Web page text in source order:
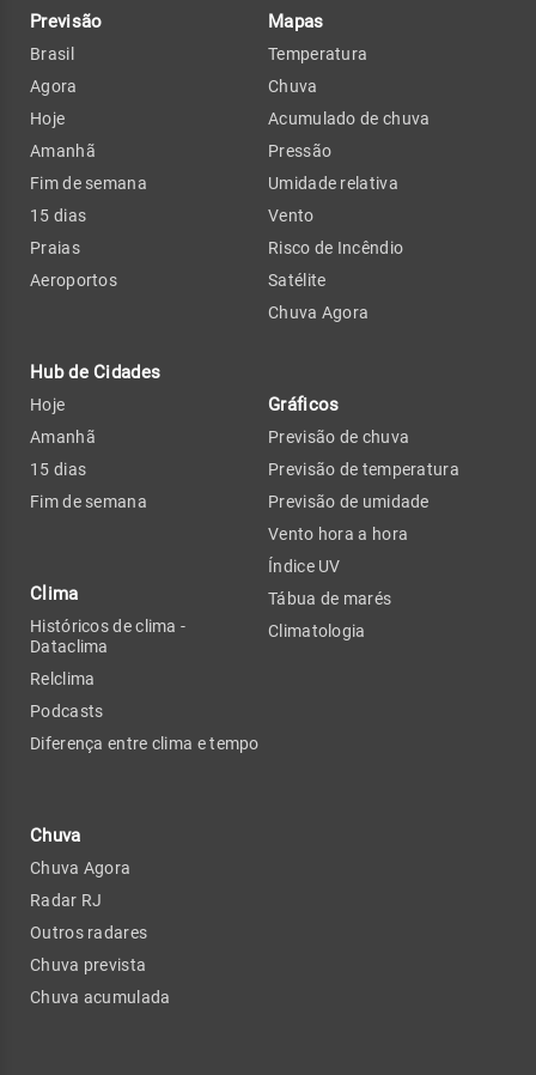
Previsão
Brasil
Agora
Hoje
Amanhã
Fim de semana
15 dias
Praias
Aeroportos
Hub de Cidades
Hoje
Amanhã
15 dias
Fim de semana
Clima
Históricos de clima -
Dataclima
Relclima
Podcasts
Diferença entre clima e tempo
Chuva
Chuva Agora
Radar RJ
Outros radares
Chuva prevista
Chuva acumulada
Mapas
Temperatura
Chuva
Acumulado de chuva
Pressão
Umidade relativa
Vento
Risco de Incêndio
Satélite
Chuva Agora
Gráficos
Previsão de chuva
Previsão de temperatura
Previsão de umidade
Vento hora a hora
Índice UV
Tábua de marés
Climatologia